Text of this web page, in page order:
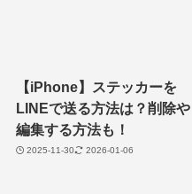
【iPhone】ステッカーを
LINEで送る方法は？削除や
編集する方法も！
2025-11-30 2026-01-06